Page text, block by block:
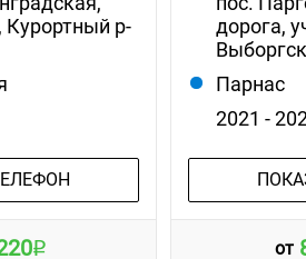
Курортный р-
дорога,
Парнас
2021 -
от